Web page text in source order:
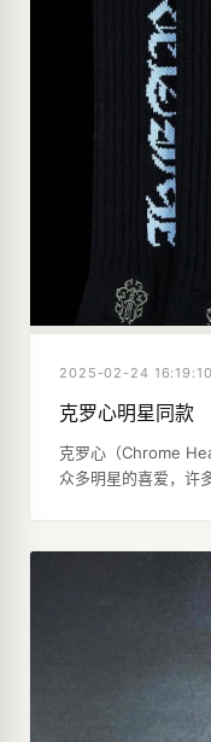
2025-02-24 16:19:10
克罗心明星同款
克罗心（Chrome
众多明星的喜爱，许